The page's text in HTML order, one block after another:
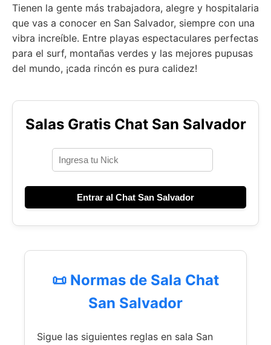
Tienen la gente más trabajadora, alegre y hospitalaria
que vas a conocer en San Salvador, siempre con una
vibra increíble. Entre playas espectaculares perfectas
para el surf, montañas verdes y las mejores pupusas
del mundo, ¡cada rincón es pura calidez!
Salas Gratis Chat San Salvador
Entrar al Chat San Salvador
📜 Normas de Sala Chat
San Salvador
Sigue las siguientes reglas en sala San